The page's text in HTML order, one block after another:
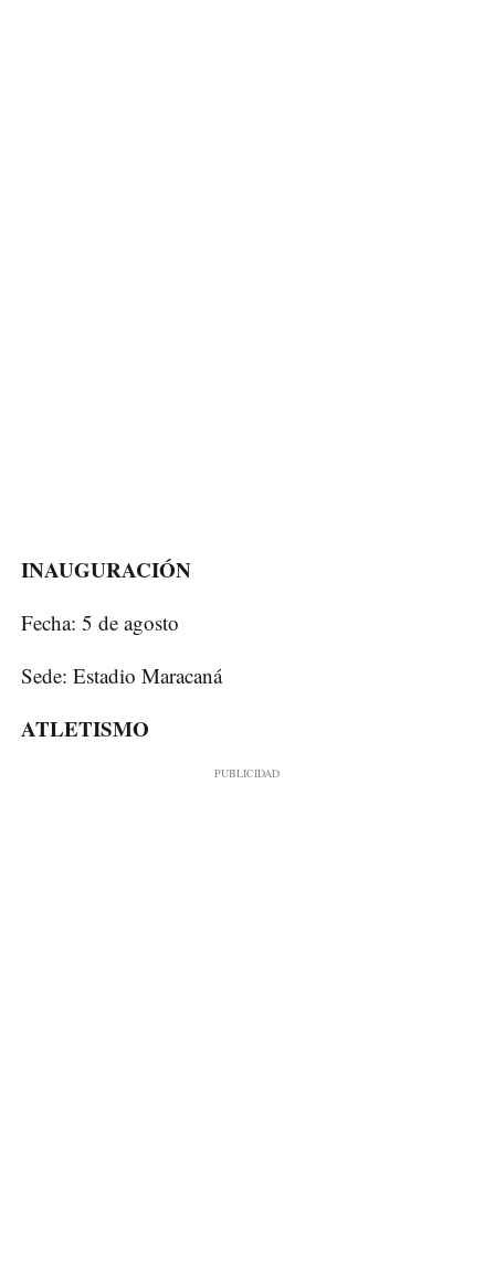
INAUGURACIÓN
Fecha: 5 de agosto
Sede: Estadio Maracaná
ATLETISMO